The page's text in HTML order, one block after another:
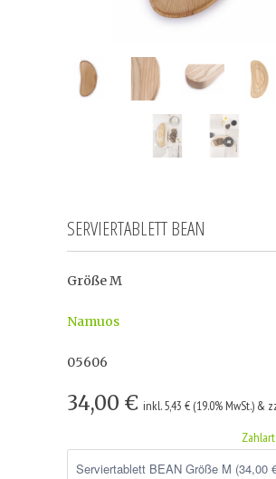
SERVIERTABLETT BEAN
Größe M
Namuos
05606
34,00 € inkl. 5,43 € (19.0% MwSt.) &